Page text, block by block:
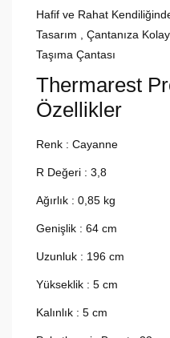
Hafif ve Rahat
Tasarım , Çantanıza
Taşıma Çantası
Thermarest
Özellikler
Renk : Cayanne
R Değeri : 3,8
Ağırlık : 0,85 kg
Genişlik : 64 cm
Uzunluk : 196 cm
Yükseklik : 5 cm
Kalınlık : 5 cm